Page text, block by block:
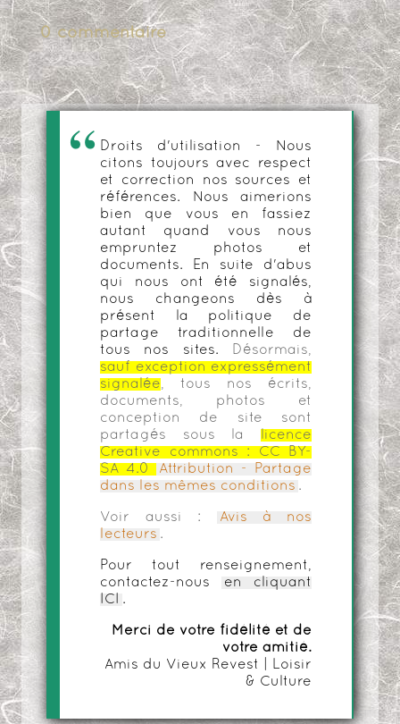
0 commentaire
Droits d'utilisation - Nous
citons toujours avec respect
et correction nos sources et
références. Nous aimerions
bien que vous en fassiez
autant quand vous nous
empruntez photos et
documents. En suite d'abus
qui nous ont été signalés,
nous changeons dès à
présent la politique de
partage traditionnelle de
tous nos sites.
Désormais,
sauf exception expressément
signalée, tous nos écrits,
documents, photos et
conception de site sont
partagés sous la
licence
Creative commons :
CC BY-
SA 4.0
Attribution - Partage
dans les mêmes conditions .
Voir aussi :
Avis à nos
lecteurs .
Pour tout renseignement,
contactez-nous
en cliquant
ICI
.
Merci de votre fidélité et de
votre amitié.
Amis du Vieux Revest | Loisir
& Culture